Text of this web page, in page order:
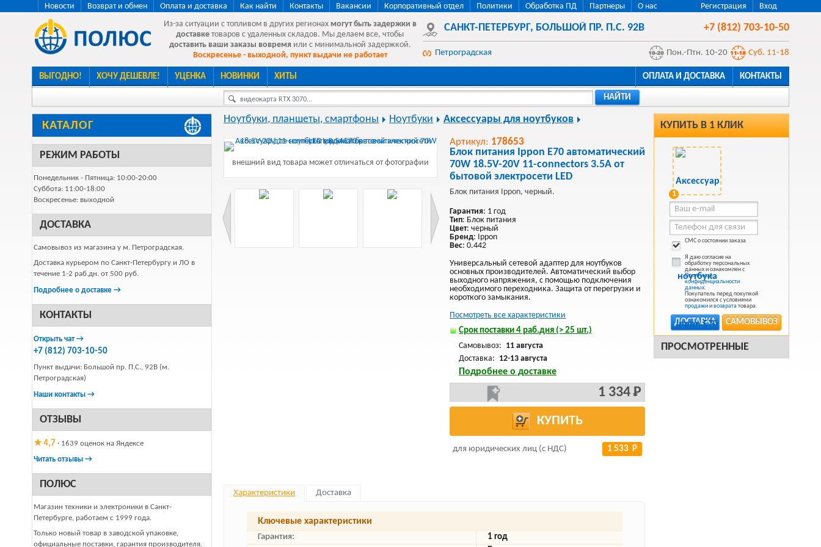
Регистрация Вход
Новости Возврат и обмен Оплата и доставка Как найти Контакты Вакансии Корпоративный отдел Политики Обработка ПД Партнеры
О нас
Из-за ситуации с топливом в других регионах могут быть задержки в
доставке товаров с удаленных складов. Мы делаем все, чтобы
доставить ваши заказы вовремя или с минимальной задержкой.
Воскресенье - выходной, пункт выдачи не работает
САНКТ-ПЕТЕРБУРГ, БОЛЬШОЙ ПР. П.С. 92В +7 (812) 703-10-50
Петроградская Пон.-Птн. 10-20 Суб. 11-18
ВЫГОДНО! ХОЧУ ДЕШЕВЛЕ! УЦЕНКА НОВИНКИ ХИТЫ ОПЛАТА И ДОСТАВКА КОНТАКТЫ
видеокарта RTX 3070... НАЙТИ
КАТАЛОГ
РЕЖИМ РАБОТЫ
Понедельник - Пятница: 10:00-20:00
Суббота: 11:00-18:00
Воскресенье: выходной
ДОСТАВКА
Самовывоз из магазина у м. Петроградская.
Доставка курьером по Санкт-Петербургу и ЛО в
течение 1-2 раб.дн. от 500 руб.
Подробнее о доставке →
КОНТАКТЫ
Открыть чат →
+7 (812) 703-10-50
Пункт выдачи: Большой пр. П.С., 92В (м.
Петроградская)
Наши контакты →
ОТЗЫВЫ
★ 4,7 · 1639 оценок на Яндексе
Читать отзывы →
ПОЛЮС
Магазин техники и электроники в Санкт-
Петербурге, работаем с 1999 года.
Только новый товар в заводской упаковке,
официальные поставки, гарантия производителя.
КУПИТЬ В 1 КЛИК
1
СМС о состоянии заказа
Я даю согласие на
обработку персональных
данных и ознакомлен с
Политикой
конфиденциальности
данных.
Покупатель перед покупкой
ознакомился с условиями
продажиивозврататовара.
САМОВЫВОЗ
ДОСТАВКА
ПРОСМОТРЕННЫЕ
Ноутбуки, планшеты, смартфоны Ноутбуки Аксессуары для ноутбуков
внешний вид товара может отличаться от фотографии
Артикул: 178653
Блок питания Ippon E70 автоматический
70W 18.5V-20V 11-connectors 3.5A от
бытовой электросети LED
Блок питания Ippon, черный.
Гарантия: 1 год
Тип: Блок питания
Цвет: черный
Бренд: Ippon
Вес: 0.442
Универсальный сетевой адаптер для ноутбуков
основных производителей. Автоматический выбор
выходного напряжения, с помощью подключения
необходимого переходника. Защита от перегрузки и
короткого замыкания.
Посмотреть все характеристики
Срок поставки 4 раб.дня (> 25 шт.)
Самовывоз: 11 августа
Доставка: 12-13 августа
Подробнее о доставке
1 334 Р
КУПИТЬ
для юридических лиц (с НДС) 1 533 Р
Характеристики Доставка
Ключевые характеристики
Гарантия:
1 год